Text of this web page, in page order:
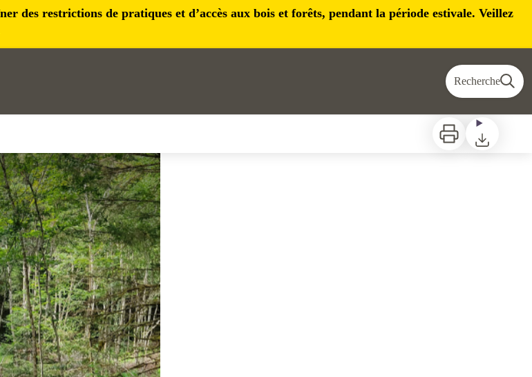
des restrictions de pratiques et d’accès aux bois et forêts, pendant la période estivale. Veillez
Recherche
Imprimer Télécharger